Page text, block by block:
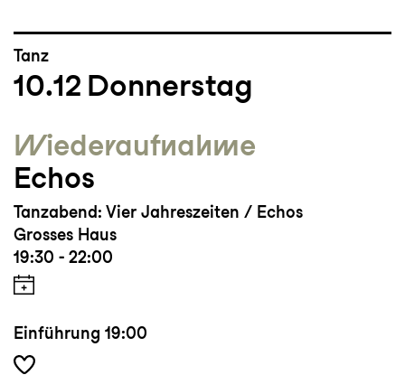
Tanz
10.12 Donnerstag
Wieder­aufnahme
Echos
Tanzabend: Vier Jahreszeiten / Echos
Grosses Haus
19:30 - 22:00
Einführung 19:00